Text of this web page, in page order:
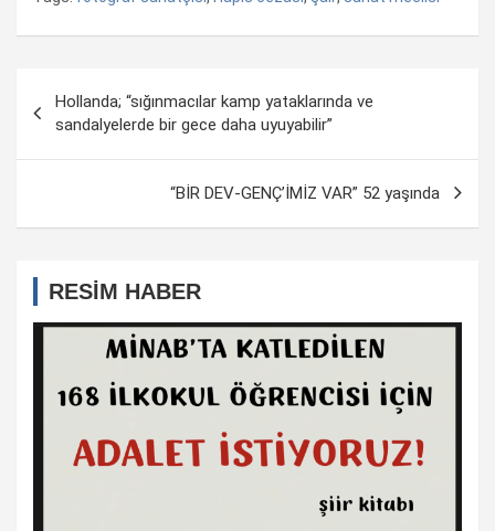
dolaşımı
Hollanda; “sığınmacılar kamp yataklarında ve
sandalyelerde bir gece daha uyuyabilir”
“BİR DEV-GENÇ’İMİZ VAR” 52 yaşında
RESİM HABER